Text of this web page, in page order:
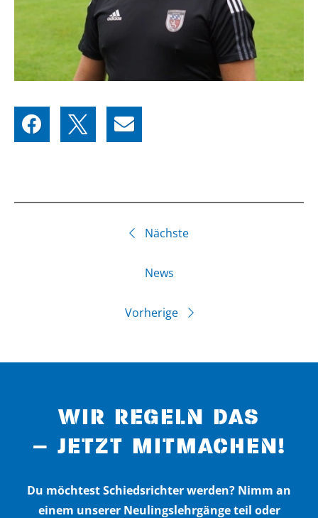
Nächste
News
Vorherige
WIR REGELN DAS
– JETZT MITMACHEN!
Du möchtest Schiedsrichter werden? Nimm an
einem unserer Neulingslehrgängeteil oder